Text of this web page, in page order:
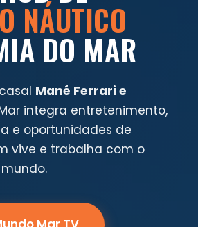
NÁUTICO
DO MAR
Mané Ferrari e
integra entretenimento,
e oportunidades de
vive e trabalha com o